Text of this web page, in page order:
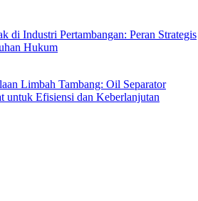
di Industri Pertambangan: Peran Strategis
Hukum
Limbah Tambang: Oil Separator
untuk Efisiensi dan Keberlanjutan